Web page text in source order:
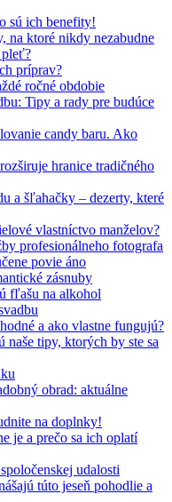
sú ich benefity!
na ktoré nikdy nezabudne
pleť?
príprav?
ročné obdobie
Tipy a rady pre budúce
candy baru. Ako
hranice tradičného
a šľahačky – dezerty, které
vlastníctvo manželov?
profesionálneho fotografa
povie áno
zásnuby
fľašu na alkohol
a ako vlastne fungujú?
tipy, ktorých by ste sa
obrad: aktuálne
na doplnky!
je a prečo sa ich oplatí
udalosti
túto jeseň pohodlie a